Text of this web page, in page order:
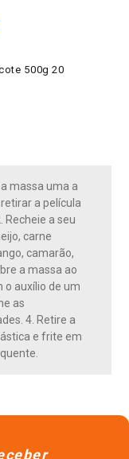
500g 20
massa uma a
a película
Recheie a seu
carne
camarão,
a massa ao
o auxílio de um
as
4. Retire a
e frite em